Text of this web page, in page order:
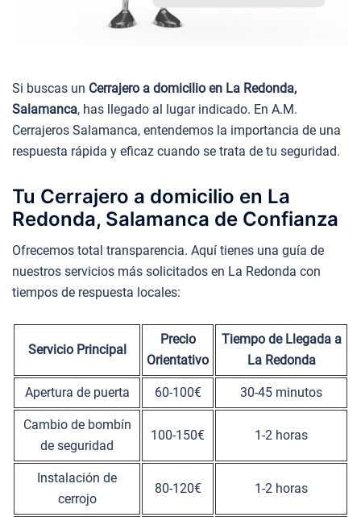
Si buscas un Cerrajero a domicilio en La Redonda,
Salamanca, has llegado al lugar indicado. En A.M.
Cerrajeros Salamanca, entendemos la importancia de una
respuesta rápida y eficaz cuando se trata de tu seguridad.
Tu Cerrajero a domicilio en La
Redonda, Salamanca de Confianza
Ofrecemos total transparencia. Aquí tienes una guía de
nuestros servicios más solicitados en La Redonda con
tiempos de respuesta locales:
Servicio Principal
Precio
Orientativo
Tiempo de Llegada a
La Redonda
Apertura de puerta 60-100€ 30-45 minutos
Cambio de bombín
de seguridad
100-150€ 1-2 horas
Instalación de
cerrojo
80-120€ 1-2 horas